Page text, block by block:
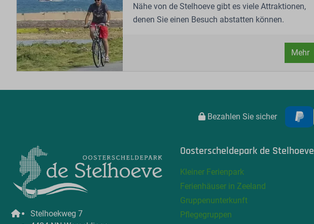
Nähe von de Stelhoeve gibt es viele Attraktionen,
denen Sie einen Besuch abstatten können.
Mehr
Bezahlen Sie sicher
Stelhoekweg 7
Oosterscheldepark de Stelhoeve
Kleiner Ferienpark
Ferienhäuser in Zeeland
Gruppenunterkunft
Pflegegruppen